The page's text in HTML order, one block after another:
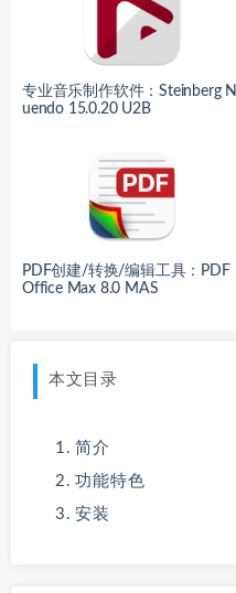
专业音乐制作软件：Steinberg N
uendo 15.0.20 U2B
PDF创建/转换/编辑工具：PDF
Office Max 8.0 MAS
本文目录
简介
功能特色
安装